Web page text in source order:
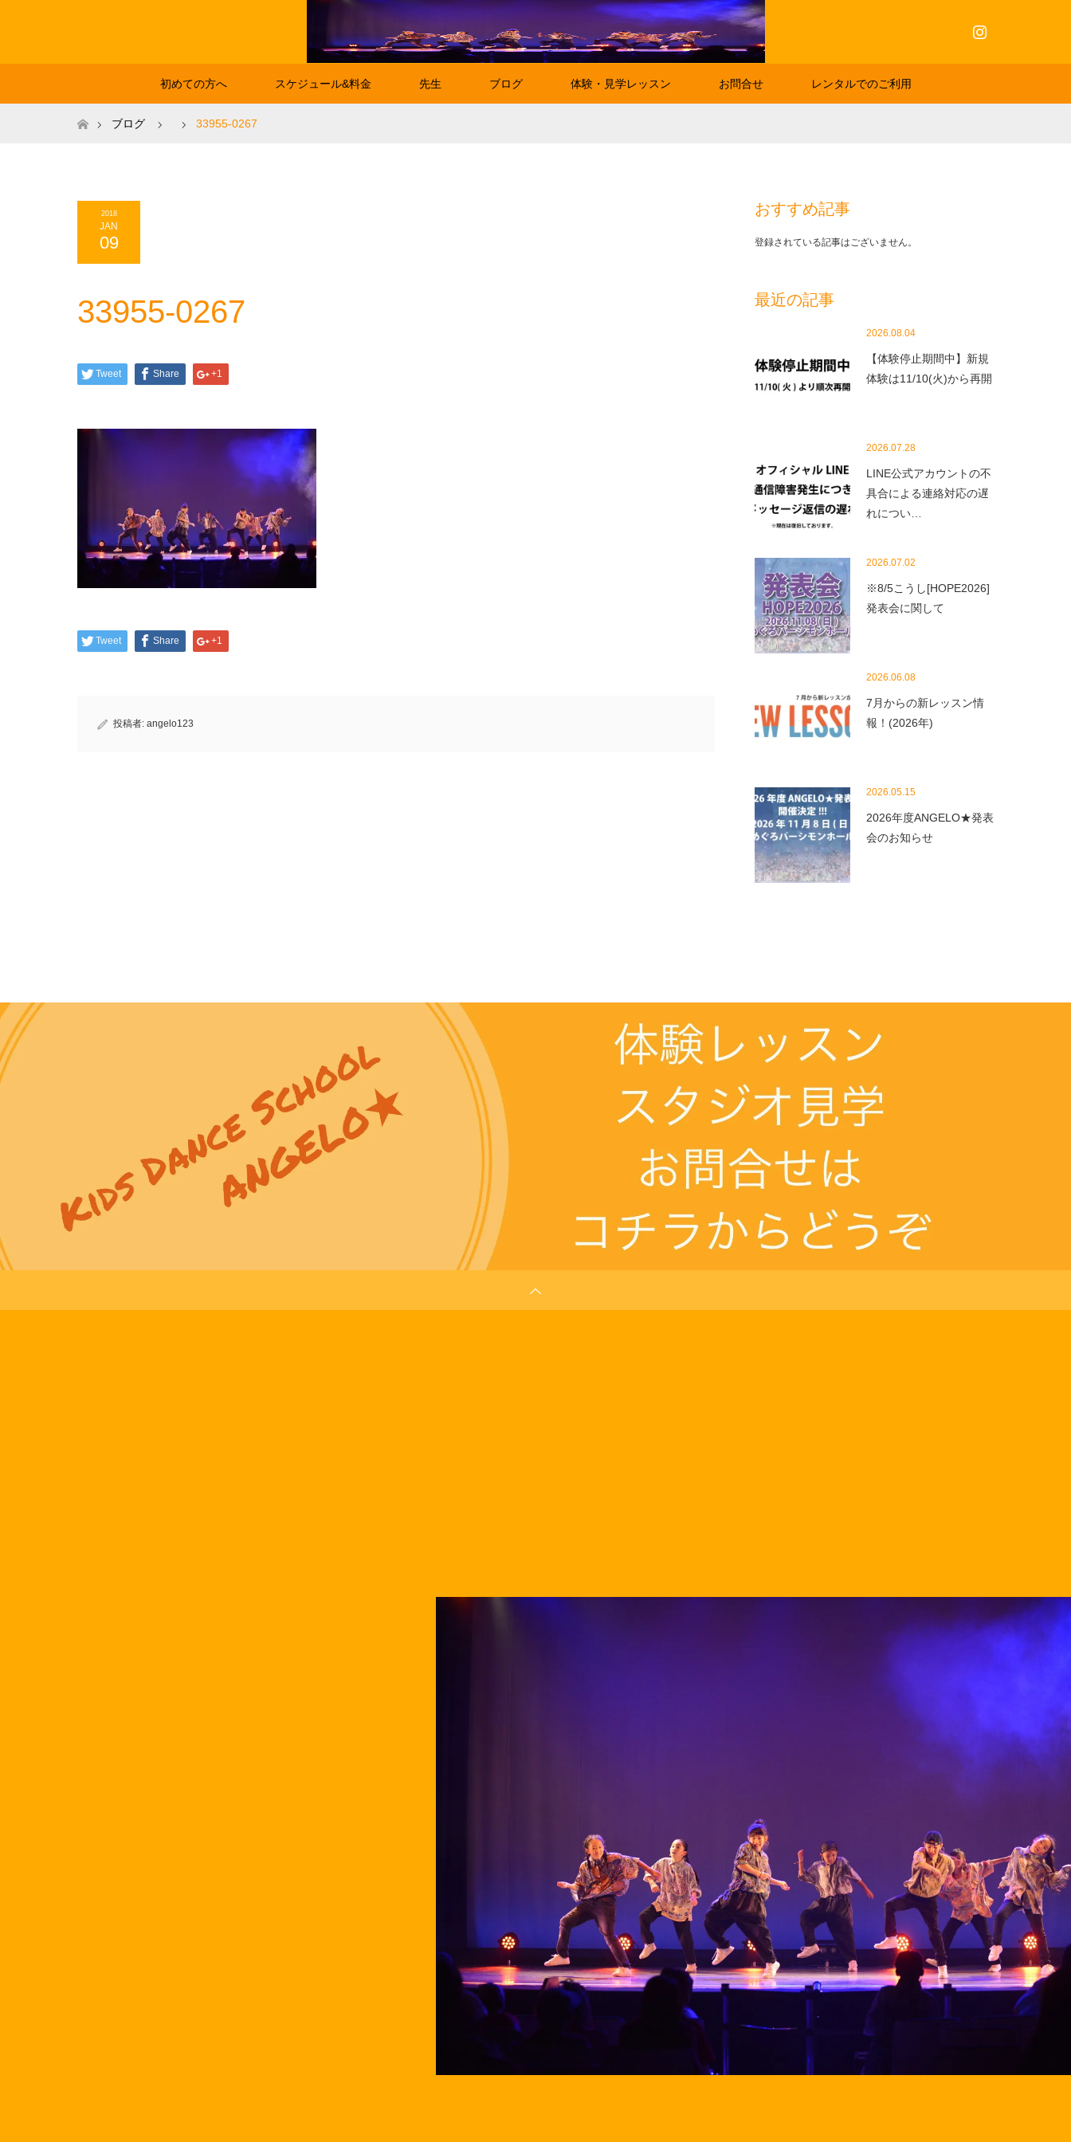
初めての方へ スケジュール&料金 先生 ブログ 体験・見学レッスン お問合せ レンタルでのご利用
ホームブログ 33955-0267
2018
JAN
09
33955-0267
Tweet Share +1
Tweet Share +1
投稿者: angelo123
おすすめ記事
登録されている記事はございません。
最近の記事
2026.08.04
【体験停止期間中】新規
体験は11/10(火)から再開
2026.07.28
LINE公式アカウントの不
具合による連絡対応の遅
れについ…
2026.07.02
※8/5こうし[HOPE2026]
発表会に関して
2026.06.08
7月からの新レッスン情
報！(2026年)
2026.05.15
2026年度ANGELO★発表
会のお知らせ